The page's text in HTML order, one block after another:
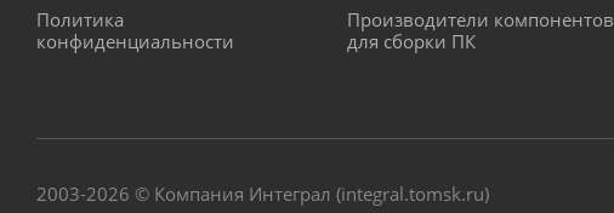
Политика
конфиденциальности
Производители компонентов
для сборки ПК
2003-2026 © Компания Интеграл (integral.tomsk.ru)